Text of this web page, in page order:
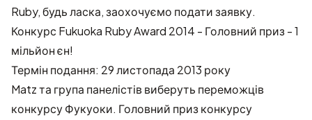
Ruby, будь ласка, заохочуємо подати заявку.
Конкурс Fukuoka Ruby Award 2014 - Головний приз - 1
мільйон єн!
Термін подання: 29 листопада 2013 року
Matz та група панелістів виберуть переможців
конкурсу Фукуоки. Головний приз конкурсу